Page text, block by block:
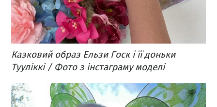
Казковий образ Ельзи Госк і її доньки
Тууліккі / Фото з інстаграму моделі